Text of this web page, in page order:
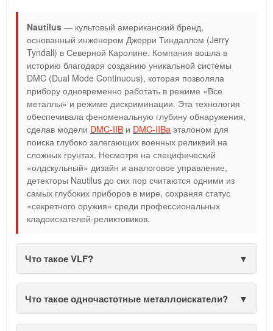
Nautilus — культовый американский бренд,
основанный инженером Джерри Тиндаллом (Jerry
Tyndall) в Северной Каролине. Компания вошла в
историю благодаря созданию уникальной системы
DMC (Dual Mode Continuous), которая позволяла
прибору одновременно работать в режиме «Все
металлы» и режиме дискриминации. Эта технология
обеспечивала феноменальную глубину обнаружения,
сделав модели DMC-IIB и DMC-IIBa эталоном для
поиска глубоко залегающих военных реликвий на
сложных грунтах. Несмотря на специфический
«олдскульный» дизайн и аналоговое управление,
детекторы Nautilus до сих пор считаются одними из
самых глубоких приборов в мире, сохраняя статус
«секретного оружия» среди профессиональных
кладоискателей-реликтовиков.
Что такое VLF?
Что такое одночастотные металлоискатели?